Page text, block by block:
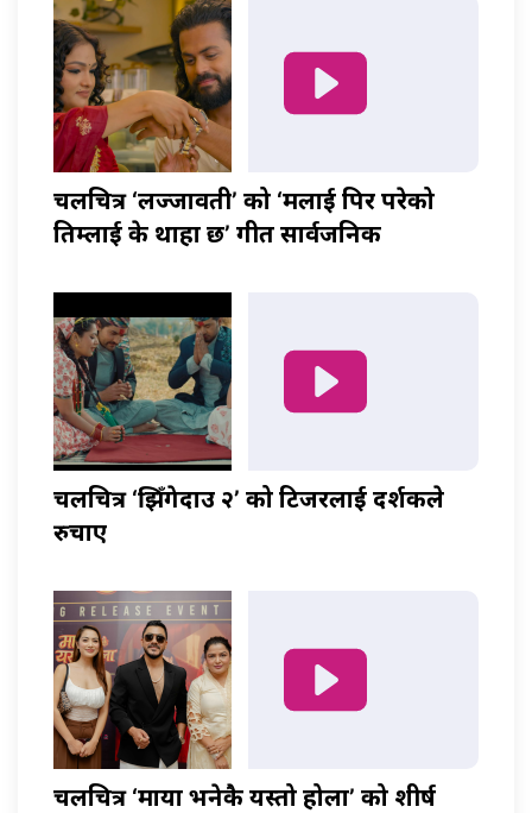
चलचित्र ‘लज्जावती’ को ‘मलाई पिर परेको
तिम्लाई के थाहा छ’ गीत सार्वजनिक
चलचित्र ‘झिँगेदाउ २’ को टिजरलाई दर्शकले
रुचाए
चलचित्र ‘माया भनेकै यस्तो होला’ को शीर्ष